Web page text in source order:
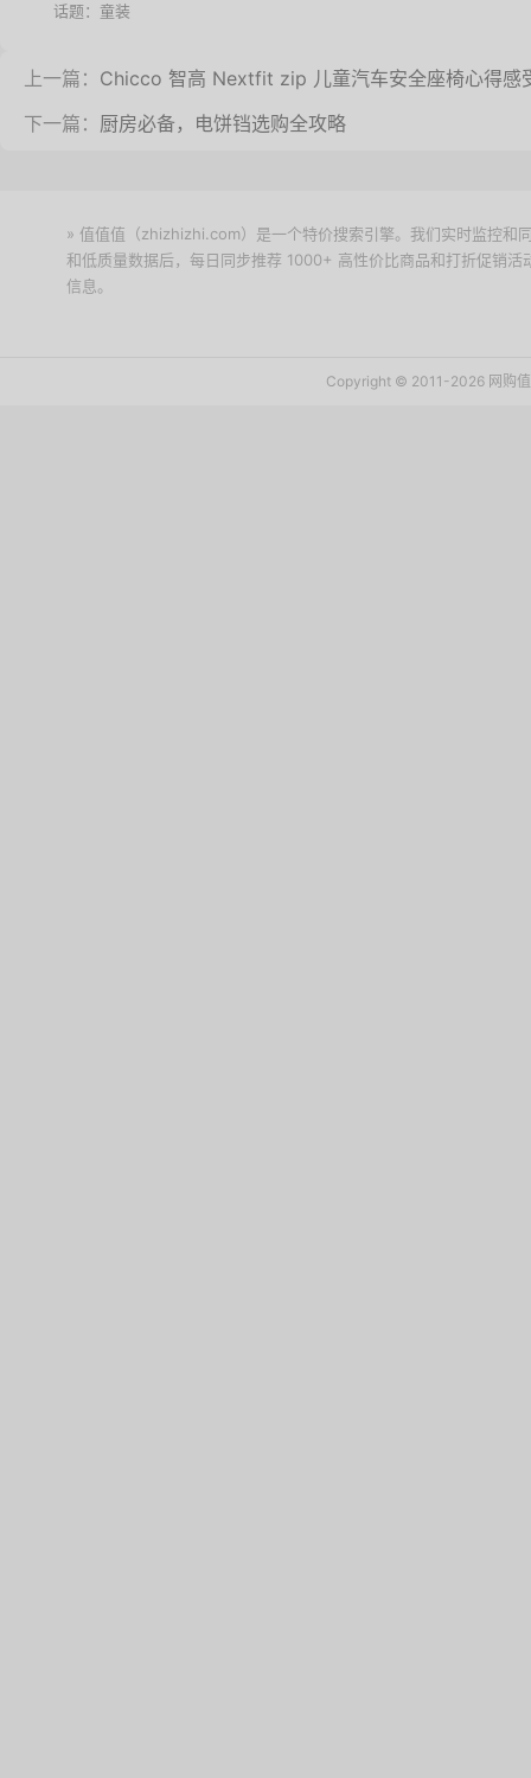
话题： 童装
上一篇： Chicco 智高 Nextfit zip 儿童汽车安全座椅心得感
下一篇： 厨房必备，电饼铛选购全攻略
» 值值值（zhizhizhi.com）是一个特价搜索引擎。我们实时监控和
和低质量数据后，每日同步推荐 1000+ 高性价比商品和打折促销
信息。
Copyright © 2011-2026 网购